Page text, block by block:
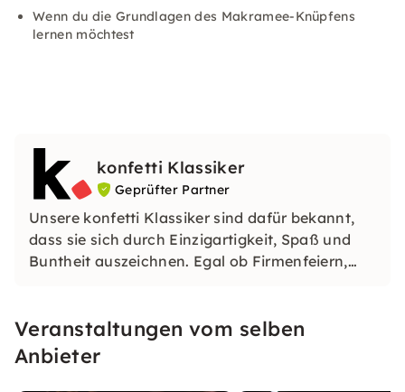
Wenn du die Grundlagen des Makramee-Knüpfens
lernen möchtest
konfetti Klassiker
Geprüfter Partner
Unsere konfetti Klassiker sind dafür bekannt,
dass sie sich durch Einzigartigkeit, Spaß und
Buntheit auszeichnen. Egal ob Firmenfeiern,
erleben, welches Du so schnell nicht vergessen
wirst.
Veranstaltungen vom selben
Anbieter